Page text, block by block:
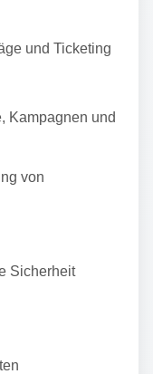
und Ticketing
Kampagnen und
von
Sicherheit